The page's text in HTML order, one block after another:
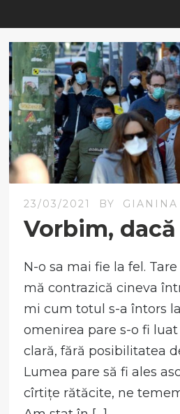
23/03/2021 BY GIANINA
Vorbim, dacă
N-o sa mai fie la fel.
mă contrazică cineva
mi cum totul s-a întors
omenirea pare s-o fi
clară, fără posibilitatea
Lumea pare să fi ales
cîrtițe rătăcite, ne